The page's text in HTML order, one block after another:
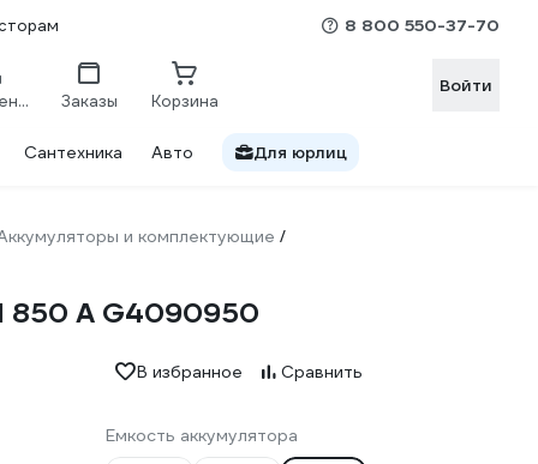
8 800 550-37-70
Сравнение Заказы Корзина
Войти
Сантехника Авто Для юрлиц
и комплектующие /
850 А G4090950
В избранное Сравнить
Емкость аккумулятора